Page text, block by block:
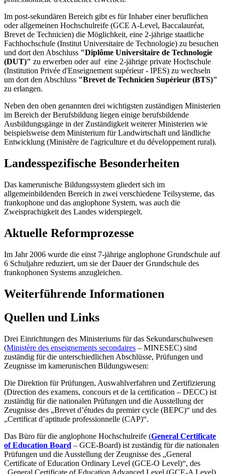
Im post-sekundären Bereich gibt es für Inhaber einer beruflichen
oder allgemeinen Hochschulreife (GCE A-Level, Baccalauréat,
Brevet de Technicien) die Möglichkeit, eine 2-jährige staatliche
Fachhochschule (Institut Universitaire de Technologie) zu besuchen
und dort den Abschluss "Diplôme Universitaire de Technologie
(DUT)" zu erwerben oder auf eine 2-jährige private Hochschule
(Institution Privée d'Enseignement supérieur - IPES) zu wechseln
um dort den Abschluss "Brevet de Technicien Supérieur (BTS)"
zu erlangen.
Neben den oben genannten drei wichtigsten zuständigen Ministerien
im Bereich der Berufsbildung liegen einige berufsbildende
Ausbildungsgänge in der Zuständigkeit weiterer Ministerien wie
beispielsweise dem Ministerium für Landwirtschaft und ländliche
Entwicklung (Ministère de l'agriculture et du développement rural).
Landesspezifische Besonderheiten
Das kamerunische Bildungssystem gliedert sich im
allgemeinbildenden Bereich in zwei verschiedene Teilsysteme, das
frankophone und das anglophone System, was auch die
Zweisprachigkeit des Landes widerspiegelt.
Aktuelle Reformprozesse
Im Jahr 2006 wurde die einst 7-jährige anglophone Grundschule auf
6 Schuljahre reduziert, um sie der Dauer der Grundschule des
frankophonen Systems anzugleichen.
Weiterführende Informationen
Quellen und Links
Drei Einrichtungen des Ministeriums für das Sekundarschulwesen
(Ministère des enseignements secondaires – MINESEC) sind
zuständig für die unterschiedlichen Abschlüsse, Prüfungen und
Zeugnisse im kamerunischen Bildungswesen:
Die Direktion für Prüfungen, Auswahlverfahren und Zertifizierung
(Direction des examens, concours et de la certification – DECC) ist
zuständig für die nationalen Prüfungen und die Ausstellung der
Zeugnisse des „Brevet d’études du premier cycle (BEPC)“ und des
„Certificat d’aptitude professionnelle (CAP)“.
Das Büro für die anglophone Hochschulreife (General Certificate
of Education Board – GCE-Board) ist zuständig für die nationalen
Prüfungen und die Ausstellung der Zeugnisse des „General
Certificate of Education Ordinary Level (GCE-O Level)“, des
„General Certificate of Education Advanced Level (GCE-A Level)